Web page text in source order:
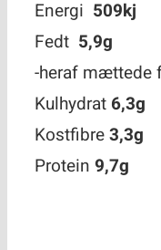
Energi 509kj
Fedt 5,9g
-heraf mættede
Kulhydrat6,3g
Kostfibre3,3g
Protein 9,7g